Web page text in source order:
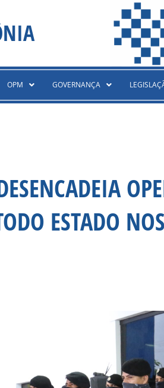
OPM GOVERNANÇA
ESTADO NOS